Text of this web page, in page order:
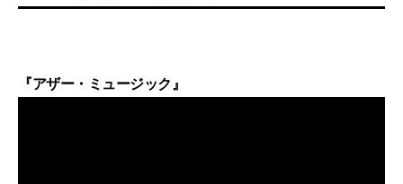
『アザー・ミュージック』